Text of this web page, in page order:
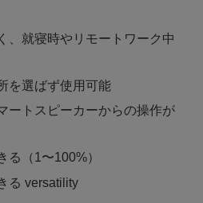
、就寝時やリモートワーク中
を選ばず使用可能
ートスピーカーからの操作が
る（1〜100%）
る versatility